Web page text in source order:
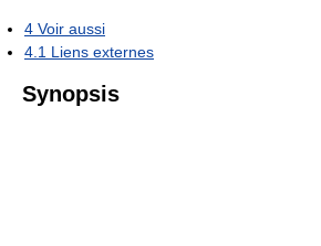
4 Voir aussi
4.1 Liens externes
Synopsis